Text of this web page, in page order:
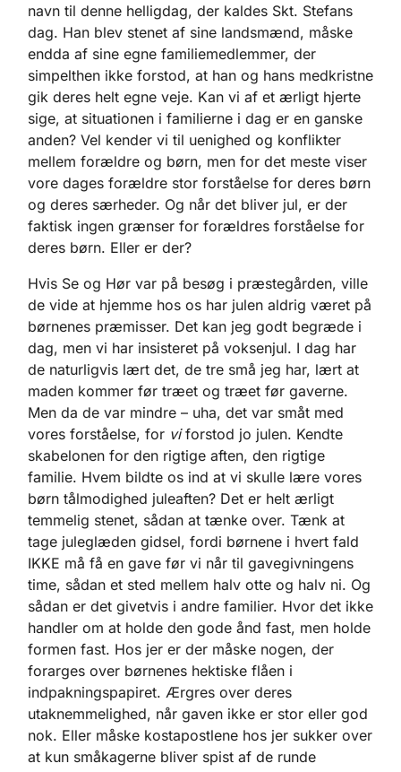
navn til denne helligdag, der kaldes Skt. Stefans
dag. Han blev stenet af sine landsmænd, måske
endda af sine egne familiemedlemmer, der
simpelthen ikke forstod, at han og hans medkristne
gik deres helt egne veje. Kan vi af et ærligt hjerte
sige, at situationen i familierne i dag er en ganske
anden? Vel kender vi til uenighed og konflikter
mellem forældre og børn, men for det meste viser
vore dages forældre stor forståelse for deres børn
og deres særheder. Og når det bliver jul, er der
faktisk ingen grænser for forældres forståelse for
deres børn. Eller er der?
Hvis Se og Hør var på besøg i præstegården, ville
de vide at hjemme hos os har julen aldrig været på
børnenes præmisser. Det kan jeg godt begræde i
dag, men vi har insisteret på voksenjul. I dag har
de naturligvis lært det, de tre små jeg har, lært at
maden kommer før træet og træet før gaverne.
Men da de var mindre – uha, det var småt med
vores forståelse, for viforstod jo julen. Kendte
skabelonen for den rigtige aften, den rigtige
familie. Hvem bildte os ind at vi skulle lære vores
børn tålmodighed juleaften? Det er helt ærligt
temmelig stenet, sådan at tænke over. Tænk at
tage juleglæden gidsel, fordi børnene i hvert fald
IKKE må få en gave før vi når til gavegivningens
time, sådan et sted mellem halv otte og halv ni. Og
sådan er det givetvis i andre familier. Hvor det ikke
handler om at holde den gode ånd fast, men holde
formen fast. Hos jer er der måske nogen, der
forarges over børnenes hektiske flåen i
indpakningspapiret. Ærgres over deres
utaknemmelighed, når gaven ikke er stor eller god
nok. Eller måske kostapostlene hos jer sukker over
at kun småkagerne bliver spist af de runde